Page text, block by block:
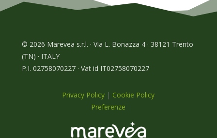
© 2026 Marevea s.r.l. · Via L. Bonazza 4 · 38121 Trento
(TN) · ITALY
P.I. 02758070227 · Vat id IT02758070227
Privacy Policy | Cookie Policy
Preferenze